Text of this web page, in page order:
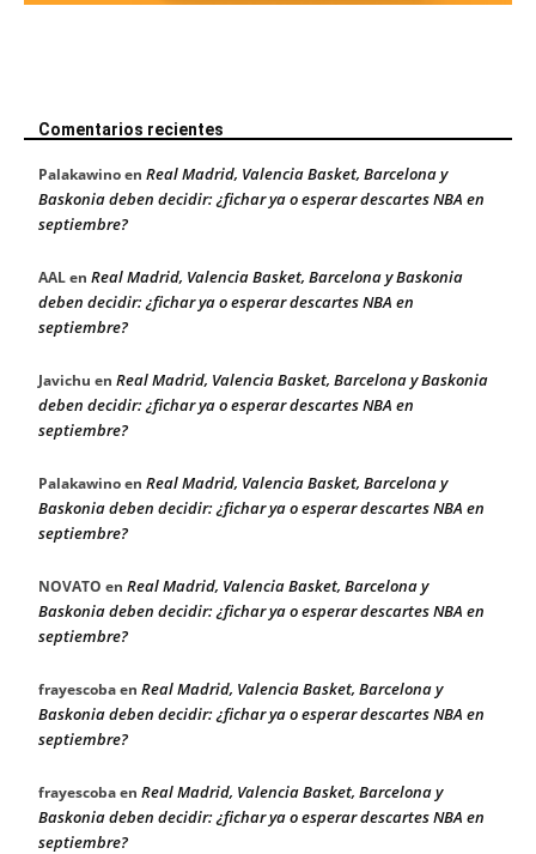
Comentarios recientes
Palakawinoen Real Madrid, Valencia Basket, Barcelona y
Baskonia deben decidir: ¿fichar ya o esperar descartes NBA en
septiembre?
AALen Real Madrid, Valencia Basket, Barcelona y Baskonia
deben decidir: ¿fichar ya o esperar descartes NBA en
septiembre?
Javichu en Real Madrid, Valencia Basket, Barcelona y Baskonia
deben decidir: ¿fichar ya o esperar descartes NBA en
septiembre?
Palakawinoen Real Madrid, Valencia Basket, Barcelona y
Baskonia deben decidir: ¿fichar ya o esperar descartes NBA en
septiembre?
NOVATO en Real Madrid, Valencia Basket, Barcelona y
Baskonia deben decidir: ¿fichar ya o esperar descartes NBA en
septiembre?
frayescobaen Real Madrid, Valencia Basket, Barcelona y
Baskonia deben decidir: ¿fichar ya o esperar descartes NBA en
septiembre?
frayescobaen Real Madrid, Valencia Basket, Barcelona y
Baskonia deben decidir: ¿fichar ya o esperar descartes NBA en
septiembre?